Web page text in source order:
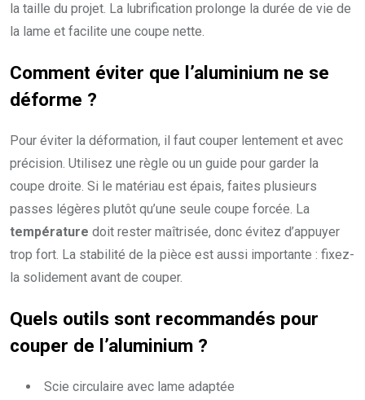
la taille du projet. La lubrification prolonge la durée de vie de
la lame et facilite une coupe nette.
Comment éviter que l’aluminium ne se
déforme ?
Pour éviter la déformation, il faut couper lentement et avec
précision. Utilisez une règle ou un guide pour garder la
coupe droite. Si le matériau est épais, faites plusieurs
passes légères plutôt qu’une seule coupe forcée. La
température doit rester maîtrisée, donc évitez d’appuyer
trop fort. La stabilité de la pièce est aussi importante : fixez-
la solidement avant de couper.
Quels outils sont recommandés pour
couper de l’aluminium ?
Scie circulaire avec lame adaptée